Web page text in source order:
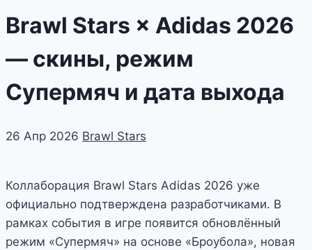
Brawl Stars × Adidas 2026
— скины, режим
Супермяч и дата выхода
26 Апр 2026 Brawl Stars
Коллаборация Brawl Stars Adidas 2026 уже
официально подтверждена разработчиками. В
рамках события в игре появится обновлённый
режим «Супермяч» на основе «Броубола», новая